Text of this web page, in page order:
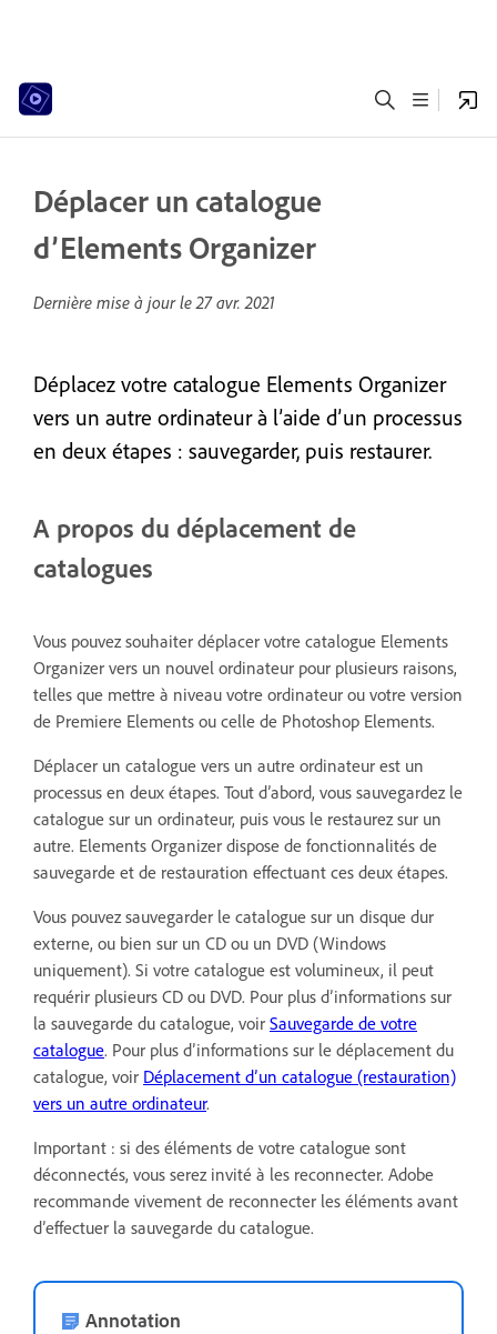
Déplacer un catalogue
d’Elements Organizer
Dernière mise à jour le27 avr. 2021
Déplacez votre catalogue Elements Organizer
vers un autre ordinateur à l’aide d’un processus
en deux étapes : sauvegarder, puis restaurer.
A propos du déplacement de
catalogues
Vous pouvez souhaiter déplacer votre catalogue Elements
Organizer vers un nouvel ordinateur pour plusieurs raisons,
telles que mettre à niveau votre ordinateur ou votre version
de Premiere Elements ou celle de Photoshop Elements.
Déplacer un catalogue vers un autre ordinateur est un
processus en deux étapes. Tout d’abord, vous sauvegardez le
catalogue sur un ordinateur, puis vous le restaurez sur un
autre. Elements Organizer dispose de fonctionnalités de
sauvegarde et de restauration effectuant ces deux étapes.
Vous pouvez sauvegarder le catalogue sur un disque dur
externe, ou bien sur un CD ou un DVD (Windows
uniquement). Si votre catalogue est volumineux, il peut
requérir plusieurs CD ou DVD. Pour plus d’informations sur
la sauvegarde du catalogue, voir Sauvegarde de votre
catalogue. Pour plus d’informations sur le déplacement du
catalogue, voir Déplacement d’un catalogue (restauration)
vers un autre ordinateur.
Important : si des éléments de votre catalogue sont
déconnectés, vous serez invité à les reconnecter. Adobe
recommande vivement de reconnecter les éléments avant
d’effectuer la sauvegarde du catalogue.
Annotation